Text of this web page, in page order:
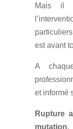
Mais il
est avant
A
et informé
Rupture
mutation,